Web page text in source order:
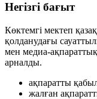
Негізгі бағыт
Көктемгі мектеп
қолданудағы
мен медиа-
арналды.
ақпаратты
жалған